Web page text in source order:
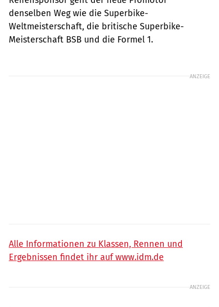
denselben Weg wie die Superbike-
Weltmeisterschaft, die britische Superbike-
Meisterschaft BSB und die Formel 1.
ANZEIGE
Alle Informationen zu Klassen, Rennen und
Ergebnissen findet ihr auf www.idm.de
ANZEIGE